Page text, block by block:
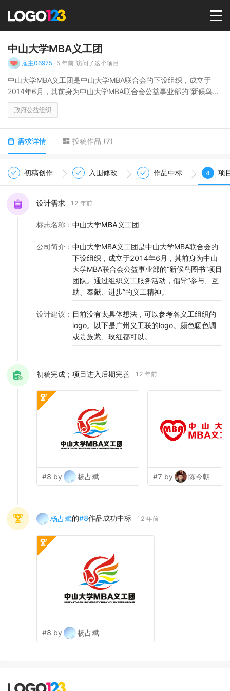
选择套餐→
商标版权
LOGO
中山大学MBA义工团
雇主06975 5 年前 访问了这个项目
中山大学MBA义工团是中山大学MBA联合会的下设组织，成立于
2014年6月，其前身为中山大学MBA联合会公益事业部的“新候鸟图
书”项目团队。通过组织义工服务活动，倡导“参与、互助、奉献、进
步”的义工精神。
政府公益组织
需求详情 投稿作品 (7)
初稿创作 入围修改 作品中标 4 项
设计需求 12 年前
标志名称 ： 中山大学MBA义工团
公司简介 ： 中山大学MBA义工团是中山大学MBA联合会的
下设组织，成立于2014年6月，其前身为中山
大学MBA联合会公益事业部的“新候鸟图书”项目
团队。通过组织义工服务活动，倡导“参与、互
助、奉献、进步”的义工精神。
设计建议 ： 目前没有太具体想法，可以参考各义工组织的
logo。以下是广州义工联的logo。颜色暖色调
或贵族紫、玫红都可以。
初稿完成；项目进入后期完善 12 年前
#8 by 杨占斌 #7 by 陈今朝
杨占斌的#8作品成功中标 12 年前
#8 by 杨占斌